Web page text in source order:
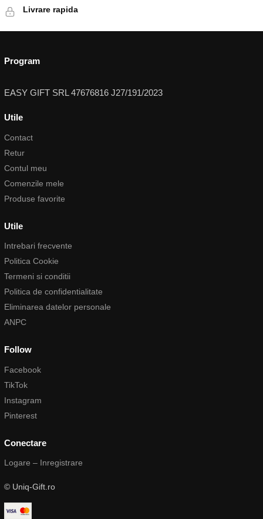
Livrare rapida
Program
EASY GIFT SRL 47676816 J27/191/2023
Utile
Contact
Retur
Contul meu
Comenzile mele
Produse favorite
Utile
Intrebari frecvente
Politica Cookie
Termeni si conditii
Politica de confidentialitate
Eliminarea datelor personale
ANPC
Follow
Facebook
TikTok
Instagram
Pinterest
Conectare
Logare – Inregistrare
© Uniq-Gift.ro